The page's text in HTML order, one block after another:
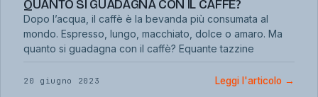
QUANTO SI GUADAGNA CON IL CAFFÈ?
Dopo l’acqua, il caffè è la bevanda più consumata al
mondo. Espresso, lungo, macchiato, dolce o amaro. Ma
quanto si guadagna con il caffè? Equante tazzine
20 giugno 2023 Leggi l'articolo →